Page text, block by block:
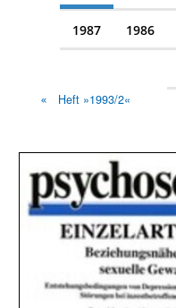
1987 1986
Heft »1993/2«